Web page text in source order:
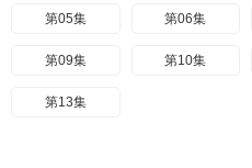
第05集 第06集
第09集 第10集
第13集